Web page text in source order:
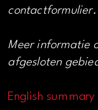
contactformulier.
Meer informatie
afgesloten
English summary